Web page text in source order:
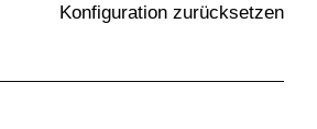
Konfiguration zurücksetzen